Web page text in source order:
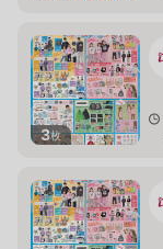
3枚